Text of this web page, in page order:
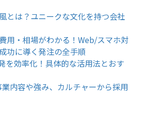
とは？ユニークな文化を持つ会社
用・相場がわかる！Web/スマホ対
功に導く発注の全手順
を効率化！具体的な活用法とおす
内容や強み、カルチャーから採用